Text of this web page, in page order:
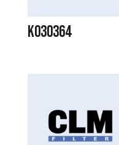
K030364